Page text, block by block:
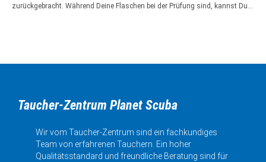
zurückgebracht. Während Deine Flaschen bei der Prüfung sind, kannst Du…
Taucher-Zentrum Planet Scuba
Wir vom Taucher-Zentrum sind ein fachkundiges
Team von erfahrenen Tauchern. Ein hoher
Qualitätsstandard und freundliche Beratung sind für